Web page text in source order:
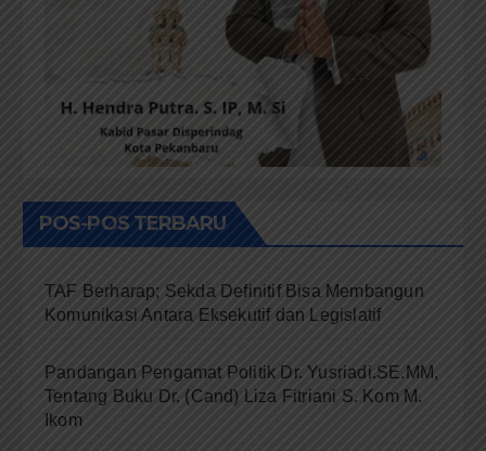
POS-POS TERBARU
TAF Berharap; Sekda Definitif Bisa Membangun
Komunikasi Antara Eksekutif dan Legislatif
Pandangan Pengamat Politik Dr. Yusriadi.SE.MM,
Tentang Buku Dr. (Cand) Liza Fitriani S. Kom M.
Ikom